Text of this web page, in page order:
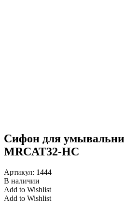
Сифон для
MRCAT32-HC
Артикул: 1444
В наличии
Add to Wishlist
Add to Wishlist